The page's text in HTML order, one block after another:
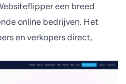
een breed
online bedrijven. Het
en verkopers direct,